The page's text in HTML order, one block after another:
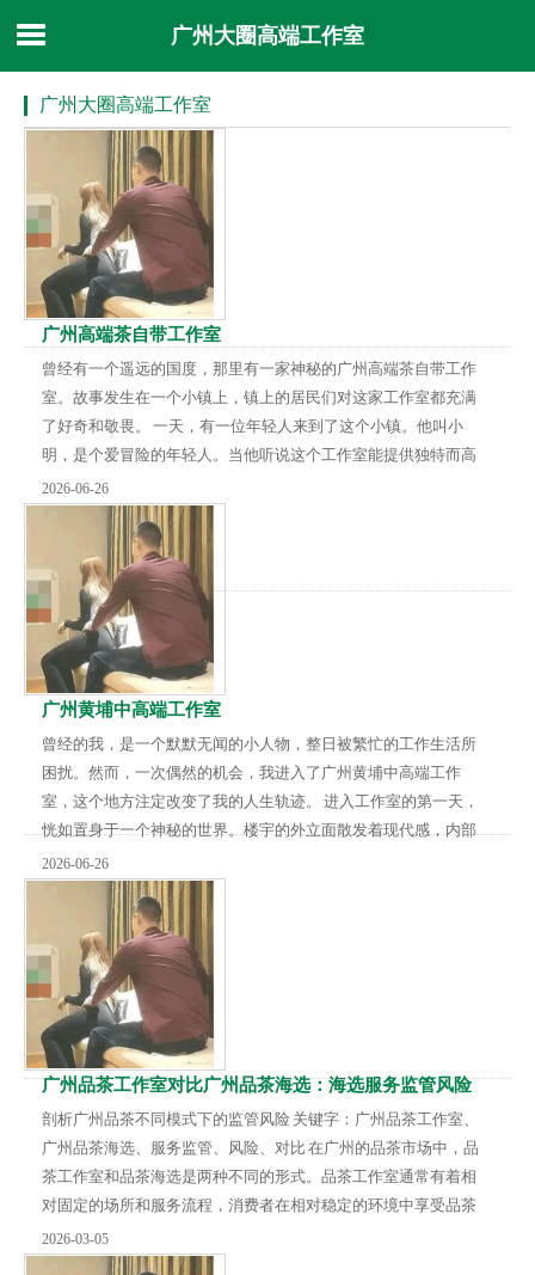
广州大圈高端工作室
广州大圈高端工作室
广州高端茶自带工作室
曾经有一个遥远的国度，那里有一家神秘的广州高端茶自带工作
室。故事发生在一个小镇上，镇上的居民们对这家工作室都充满
了好奇和敬畏。 一天，有一位年轻人来到了这个小镇。他叫小
明，是个爱冒险的年轻人。当他听说这个工作室能提供独特而高
端的茶叶时，他决定一探究竟。 小明来到工作室的门口，推开了
大门。他进入了一个宽敞而古老的房间，墙上挂满了茶叶的照片
和名人的签名。突然，他听到了一个声音，声音来自工作室深
处。 他跟着声音走进了一个小巷子，巷子很长。走了一段时间
后，他终于来到了工作室的最后一个房间。房间中央摆放...
2026-06-26
广州黄埔中高端工作室
曾经的我，是一个默默无闻的小人物，整日被繁忙的工作生活所
困扰。然而，一次偶然的机会，我进入了广州黄埔中高端工作
室，这个地方注定改变了我的人生轨迹。 进入工作室的第一天，
恍如置身于一个神秘的世界。楼宇的外立面散发着现代感，内部
装潢充满着高端奢华的氛围。而在走廊上，我偶然遇见了一位神
秘而风雅的人，他自称是工作室的创始人。 这个创始人，他拥有
着一双犀利而智慧的眼睛，仿佛能一眼看穿你的内心。他告诉
我，广州黄埔中高端工作室是一个致力于创新与突破的地方，他
希望我们每一个人都能发挥自己的潜力，追求卓越。 时...
2026-06-26
广州品茶工作室对比广州品茶海选：海选服务监管风险
_25
剖析广州品茶不同模式下的监管风险 关键字：广州品茶工作室、
广州品茶海选、服务监管、风险、对比 在广州的品茶市场中，品
茶工作室和品茶海选是两种不同的形式。品茶工作室通常有着相
对固定的场所和服务流程，消费者在相对稳定的环境中享受品茶
服务。而品茶海选则更具开放性，消费者可以从众多的选项中挑
选心仪的品茶对象。 监管难度差异 品茶工作室由于有固定的经营
2026-03-05